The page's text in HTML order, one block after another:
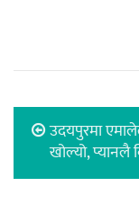
उदयपुरमा
खोल्यो, प्यानलै